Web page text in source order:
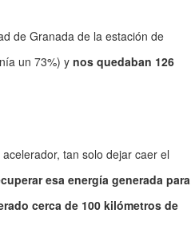
de Granada de la estación de
un 73%) y nos quedaban 126
tan solo dejar caer el
esa energía generada para
cerca de 100 kilómetros de